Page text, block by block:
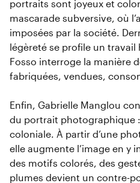
portraits sont joyeux et
mascarade subversive, où
imposées par la société.
légèreté se profile un
Fosso interroge la manière
fabriquées, vendues,
Enfin, Gabrielle Manglou
du portrait photographique :
coloniale. À partir d’une
elle augmente l’image en y
des motifs colorés, des
plumes devient un contre-